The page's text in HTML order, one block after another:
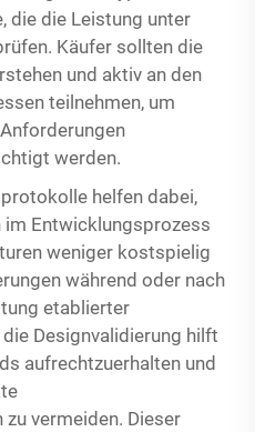
die die Leistung unter
Käufer sollten die
und aktiv an den
teilnehmen, um
werden.
helfen dabei,
Entwicklungsprozess
weniger kostspielig
während oder nach
etablierter
Designvalidierung hilft
aufrechtzuerhalten und
vermeiden. Dieser